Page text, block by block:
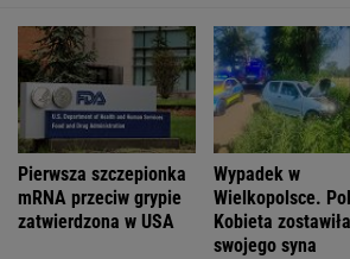
Pierwsza szczepionka
mRNA przeciw grypie
zatwierdzona w USA
Wypadek w
Wielkopolsce.
Kobieta zostawiła
swojego syna